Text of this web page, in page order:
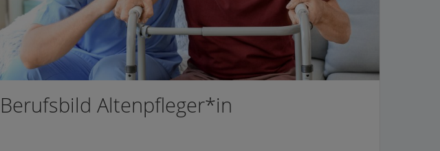
Berufsbild Altenpfleger*in